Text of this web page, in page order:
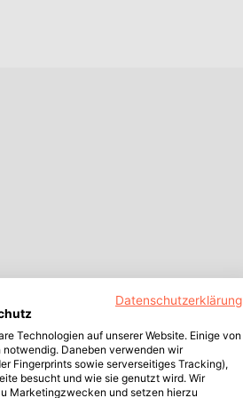
Datenschutzerklärung
Technologien auf unserer Website. Einige von
Daneben verwenden wir
Fingerprints sowie serverseitiges Tracking),
besucht und wie sie genutzt wird. Wir
Marketingzwecken und setzen hierzu